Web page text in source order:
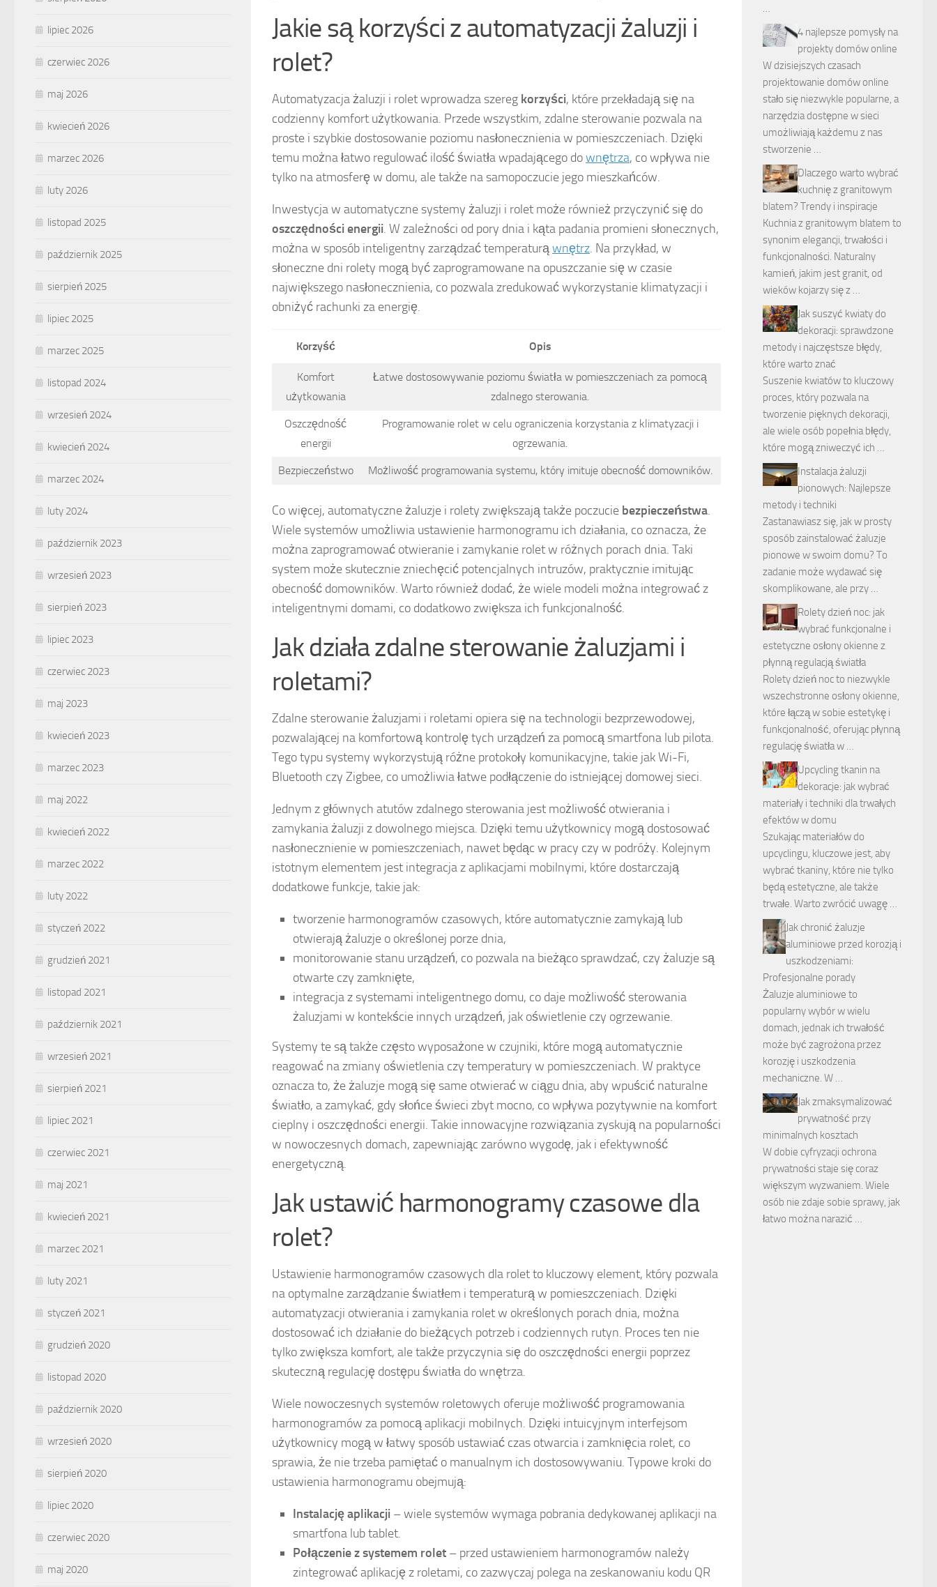
Jakie są korzyści z automatyzacji żaluzji i
rolet?
Automatyzacja żaluzji i rolet wprowadza szereg korzyści, które przekładają się na
codzienny komfort użytkowania. Przede wszystkim, zdalne sterowanie pozwala na
proste i szybkie dostosowanie poziomu nasłonecznienia w pomieszczeniach. Dzięki
temu można łatwo regulować ilość światła wpadającego downętrza, co wpływa nie
tylko na atmosferę w domu, ale także na samopoczucie jego mieszkańców.
Inwestycja w automatyczne systemy żaluzji i rolet może również przyczynić się do
oszczędności energii. W zależności od pory dnia i kąta padania promieni słonecznych,
można w sposób inteligentny zarządzać temperaturąwnętrz. Na przykład, w
słoneczne dni rolety mogą być zaprogramowane na opuszczanie się w czasie
największego nasłonecznienia, co pozwala zredukować wykorzystanie klimatyzacji i
obniżyć rachunki za energię.
Korzyść Opis
Komfort
użytkowania
Łatwe dostosowywanie poziomu światła w pomieszczeniach za pomocą
zdalnego sterowania.
Oszczędność
energii
Programowanie rolet w celu ograniczenia korzystania z klimatyzacji i
ogrzewania.
Bezpieczeństwo Możliwość programowania systemu, który imituje obecność domowników.
Co więcej, automatyczne żaluzje i rolety zwiększają także poczucie bezpieczeństwa.
Wiele systemów umożliwia ustawienie harmonogramu ich działania, co oznacza, że
można zaprogramować otwieranie i zamykanie rolet w różnych porach dnia. Taki
system może skutecznie zniechęcić potencjalnych intruzów, praktycznie imitując
obecność domowników. Warto również dodać, że wiele modeli można integrować z
inteligentnymi domami, co dodatkowo zwiększa ich funkcjonalność.
Jak działa zdalne sterowanie żaluzjami i
roletami?
Zdalne sterowanie żaluzjami i roletami opiera się na technologii bezprzewodowej,
pozwalającej na komfortową kontrolę tych urządzeń za pomocą smartfona lub pilota.
Tego typu systemy wykorzystują różne protokoły komunikacyjne, takie jak Wi-Fi,
Bluetooth czy Zigbee, co umożliwia łatwe podłączenie do istniejącej domowej sieci.
Jednym z głównych atutów zdalnego sterowania jest możliwość otwierania i
zamykania żaluzji z dowolnego miejsca. Dzięki temu użytkownicy mogą dostosować
nasłonecznienie w pomieszczeniach, nawet będąc w pracy czy w podróży. Kolejnym
istotnym elementem jest integracja z aplikacjami mobilnymi, które dostarczają
dodatkowe funkcje, takie jak:
tworzenie harmonogramów czasowych, które automatycznie zamykają lub
otwierają żaluzje o określonej porze dnia,
monitorowanie stanu urządzeń, co pozwala na bieżąco sprawdzać, czy żaluzje są
otwarte czy zamknięte,
integracja z systemami inteligentnego domu, co daje możliwość sterowania
żaluzjami w kontekście innych urządzeń, jak oświetlenie czy ogrzewanie.
Systemy te są także często wyposażone w czujniki, które mogą automatycznie
reagować na zmiany oświetlenia czy temperatury w pomieszczeniach. W praktyce
oznacza to, że żaluzje mogą się same otwierać w ciągu dnia, aby wpuścić naturalne
światło, a zamykać, gdy słońce świeci zbyt mocno, co wpływa pozytywnie na komfort
cieplny i oszczędności energii. Takie innowacyjne rozwiązania zyskują na popularności
w nowoczesnych domach, zapewniając zarówno wygodę, jak i efektywność
energetyczną.
Jak ustawić harmonogramy czasowe dla
rolet?
Ustawienie harmonogramów czasowych dla rolet to kluczowy element, który pozwala
na optymalne zarządzanie światłem i temperaturą w pomieszczeniach. Dzięki
automatyzacji otwierania i zamykania rolet w określonych porach dnia, można
dostosować ich działanie do bieżących potrzeb i codziennych rutyn. Proces ten nie
tylko zwiększa komfort, ale także przyczynia się do oszczędności energii poprzez
skuteczną regulację dostępu światła do wnętrza.
Wiele nowoczesnych systemów roletowych oferuje możliwość programowania
harmonogramów za pomocą aplikacji mobilnych. Dzięki intuicyjnym interfejsom
użytkownicy mogą w łatwy sposób ustawiać czas otwarcia i zamknięcia rolet, co
sprawia, że nie trzeba pamiętać o manualnym ich dostosowywaniu. Typowe kroki do
ustawienia harmonogramu obejmują:
Instalację aplikacji – wiele systemów wymaga pobrania dedykowanej aplikacji na
smartfona lub tablet.
Połączenie z systemem rolet – przed ustawieniem harmonogramów należy
zintegrować aplikację z roletami, co zazwyczaj polega na zeskanowaniu kodu QR
lipiec 2026
czerwiec 2026
maj 2026
kwiecień 2026
marzec 2026
luty 2026
listopad 2025
październik 2025
sierpień 2025
lipiec 2025
marzec 2025
listopad 2024
wrzesień 2024
kwiecień 2024
marzec 2024
luty 2024
październik 2023
wrzesień 2023
sierpień 2023
lipiec 2023
czerwiec 2023
maj 2023
kwiecień 2023
marzec 2023
maj 2022
kwiecień 2022
marzec 2022
luty 2022
styczeń 2022
grudzień 2021
listopad 2021
październik 2021
wrzesień 2021
sierpień 2021
lipiec 2021
czerwiec 2021
maj 2021
kwiecień 2021
marzec 2021
luty 2021
styczeń 2021
grudzień 2020
listopad 2020
październik 2020
wrzesień 2020
sierpień 2020
lipiec 2020
czerwiec 2020
maj 2020
…
4 najlepsze pomysły na
projekty domów online
W dzisiejszych czasach
projektowanie domów online
stało się niezwykle popularne, a
narzędzia dostępne w sieci
umożliwiają każdemu z nas
stworzenie …
Dlaczego warto wybrać
kuchnię z granitowym
blatem? Trendy i inspiracje
Kuchnia z granitowym blatem to
synonim elegancji, trwałości i
funkcjonalności. Naturalny
kamień, jakim jest granit, od
wieków kojarzy się z …
Jak suszyć kwiaty do
dekoracji: sprawdzone
metody i najczęstsze błędy,
które warto znać
Suszenie kwiatów to kluczowy
proces, który pozwala na
tworzenie pięknych dekoracji,
ale wiele osób popełnia błędy,
które mogą zniweczyć ich …
Instalacja żaluzji
pionowych: Najlepsze
metody i techniki
Zastanawiasz się, jak w prosty
sposób zainstalować żaluzje
pionowe w swoim domu? To
zadanie może wydawać się
skomplikowane, ale przy …
Rolety dzień noc: jak
wybrać funkcjonalne i
estetyczne osłony okienne z
płynną regulacją światła
Rolety dzień noc to niezwykle
wszechstronne osłony okienne,
które łączą w sobie estetykę i
funkcjonalność, oferując płynną
regulację światła w …
Upcycling tkanin na
dekoracje: jak wybrać
materiały i techniki dla trwałych
efektów w domu
Szukając materiałów do
upcyclingu, kluczowe jest, aby
wybrać tkaniny, które nie tylko
będą estetyczne, ale także
trwałe. Warto zwrócić uwagę …
Jak chronić żaluzje
aluminiowe przed korozją i
uszkodzeniami:
Profesjonalne porady
Żaluzje aluminiowe to
popularny wybór w wielu
domach, jednak ich trwałość
może być zagrożona przez
korozję i uszkodzenia
mechaniczne. W …
Jak zmaksymalizować
prywatność przy
minimalnych kosztach
W dobie cyfryzacji ochrona
prywatności staje się coraz
większym wyzwaniem. Wiele
osób nie zdaje sobie sprawy, jak
łatwo można narazić …